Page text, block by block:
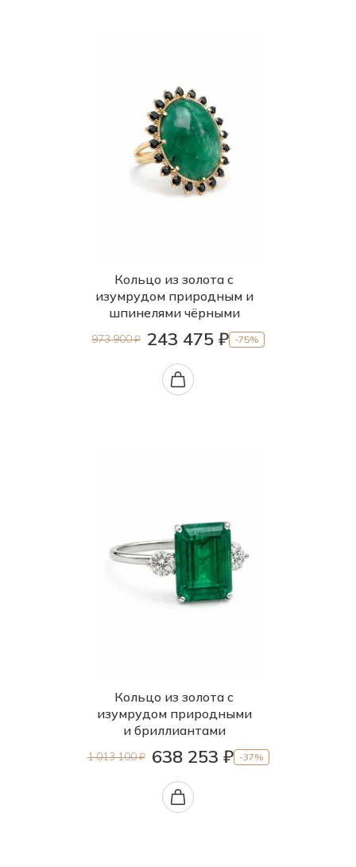
Кольцо из золота с
изумрудом природным и
шпинелями чёрными
973 900 ₽ 243 475 ₽ -75%
Кольцо из золота с
изумрудом природными
и бриллиантами
1 013 100 ₽ 638 253 ₽ -37%